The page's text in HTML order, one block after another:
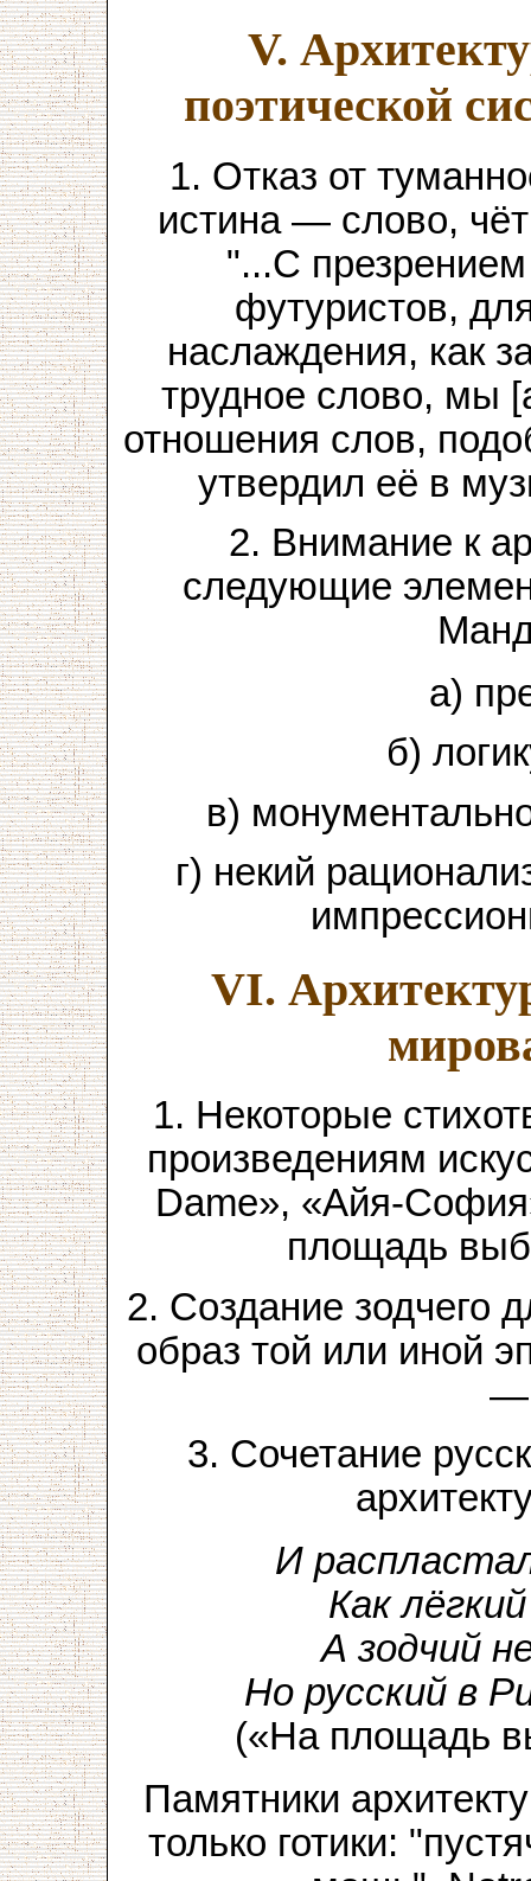
V.
поэтической
1. Отказ от
истина — слово,
"...С
футуристов,
наслаждения, как
трудное слово, мы
отношения слов,
утвердил её в
2. Внимание к
следующие
а)
б)
в)
г) некий
VI.
1. Некоторые
произведениям
Dame», «Айя-
площадь
2. Создание зодчего
образ той или иной
—
3. Сочетание
И
Как
А зодчий
Но русский в
(«На площадь
Памятники
только готики: